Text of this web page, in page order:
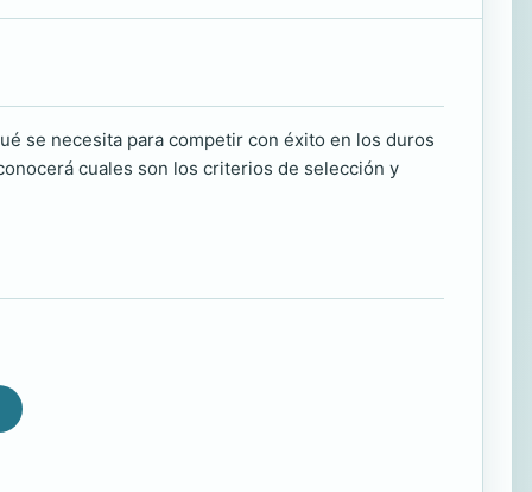
se necesita para competir con éxito en los duros
cuales son los criterios de selección y